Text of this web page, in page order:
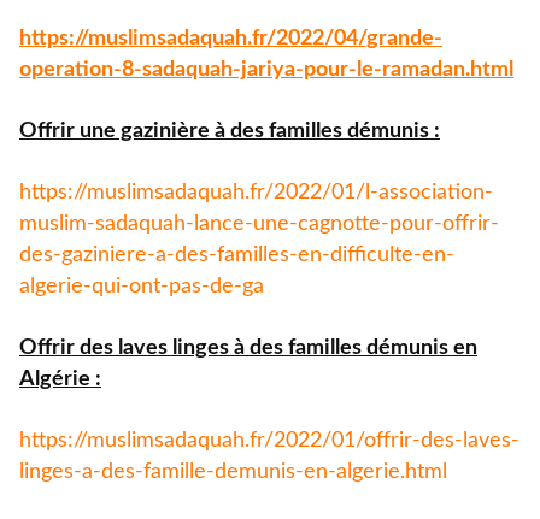
https://muslimsadaquah.fr/2022/04/grande-
operation-8-sadaquah-jariya-pour-le-ramadan.html
Offrir une gazinière à des familles démunis :
https://muslimsadaquah.fr/2022/01/l-association-
muslim-sadaquah-lance-une-cagnotte-pour-offrir-
des-gaziniere-a-des-familles-en-difficulte-en-
algerie-qui-ont-pas-de-ga
Offrir des laves linges à des familles démunis en
Algérie :
https://muslimsadaquah.fr/2022/01/offrir-des-laves-
linges-a-des-famille-demunis-en-algerie.html